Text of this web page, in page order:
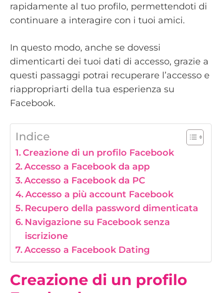
rapidamente al tuo profilo, permettendoti di
continuare a interagire con i tuoi amici.
In questo modo, anche se dovessi
dimenticarti dei tuoi dati di accesso, grazie a
questi passaggi potrai recuperare l’accesso e
riappropriarti della tua esperienza su
Facebook.
Indice
Creazione di un profilo Facebook
Accesso a Facebook da app
Accesso a Facebook da PC
Accesso a più account Facebook
Recupero della password dimenticata
Navigazione su Facebook senza
iscrizione
Accesso a Facebook Dating
Creazione di un profilo